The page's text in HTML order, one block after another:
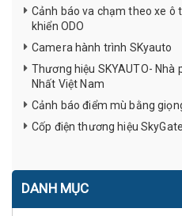
Cảnh báo va chạm theo xe ô
khiển ODO
Camera hành trình SKyauto
Thương hiệu SKYAUTO- Nhà
Nhất Việt Nam
Cảnh báo điểm mù bằng
Cốp điện thương hiệu
DANH MỤC